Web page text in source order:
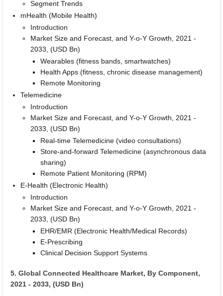
Segment Trends
mHealth (Mobile Health)
Introduction
Market Size and Forecast, and Y-o-Y Growth, 2021 -
2033, (USD Bn)
Wearables (fitness bands, smartwatches)
Health Apps (fitness, chronic disease management)
Remote Monitoring
Telemedicine
Introduction
Market Size and Forecast, and Y-o-Y Growth, 2021 -
2033, (USD Bn)
Real-time Telemedicine (video consultations)
Store-and-forward Telemedicine (asynchronous data
sharing)
Remote Patient Monitoring (RPM)
E-Health (Electronic Health)
Introduction
Market Size and Forecast, and Y-o-Y Growth, 2021 -
2033, (USD Bn)
EHR/EMR (Electronic Health/Medical Records)
E-Prescribing
Clinical Decision Support Systems
5. Global Connected Healthcare Market, By Component,
2021 - 2033, (USD Bn)